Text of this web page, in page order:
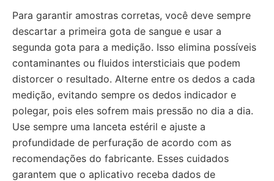
Para garantir amostras corretas, você deve sempre
descartar a primeira gota de sangue e usar a
segunda gota para a medição. Isso elimina possíveis
contaminantes ou fluidos intersticiais que podem
distorcer o resultado. Alterne entre os dedos a cada
medição, evitando sempre os dedos indicador e
polegar, pois eles sofrem mais pressão no dia a dia.
Use sempre uma lanceta estéril e ajuste a
profundidade de perfuração de acordo com as
recomendações do fabricante. Esses cuidados
garantem que o aplicativo receba dados de